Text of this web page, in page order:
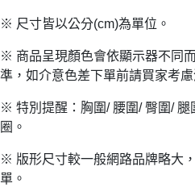
※ 尺寸皆以公分(cm)為單位。
※ 商品呈現顏色會依顯示器不同
準，如介意色差下單前請買家考慮
※ 特別提醒：胸圍/ 腰圍/ 臀圍/
圈。
※ 版形尺寸較一般網路品牌略大
單。